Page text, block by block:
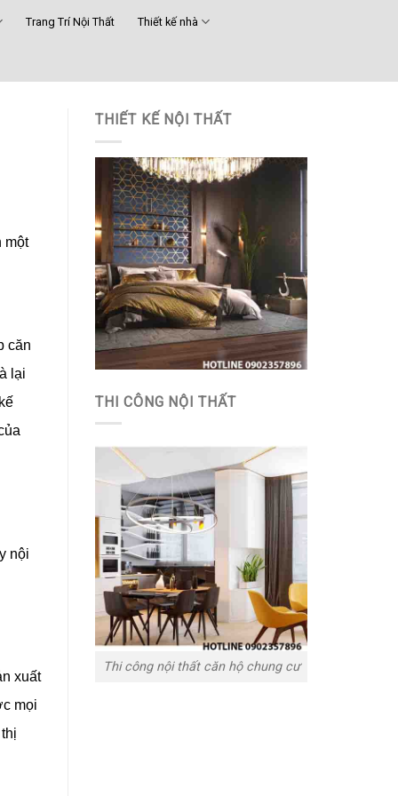
Trang Trí Nội Thất Thiết kế nhà
một
căn
lại
nội
xuất
mọi
THIẾT KẾ NỘI THẤT
THI CÔNG NỘI THẤT
Thi công nội thất căn hộ chung cư